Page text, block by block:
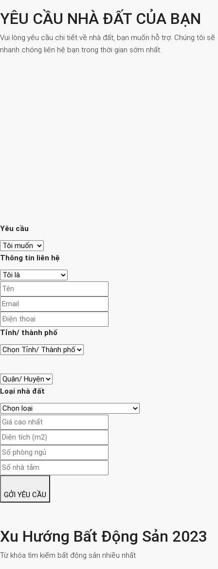
YÊU CẦU NHÀ ĐẤT CỦA BẠN
Vui lòng yêu cầu chi tiết về nhà đất, bạn muốn hỗ trợ. Chúng tôi sẽ
nhanh chóng liên hệ bạn trong thời gian sớm nhất.
Yêu cầu
Thông tin liên hệ
Tỉnh/ thành phố
Loại nhà đất
GỞI YÊU CẦU
Xu Hướng Bất Động Sản 2023
Từ khóa tìm kiếm bất động sản nhiều nhất